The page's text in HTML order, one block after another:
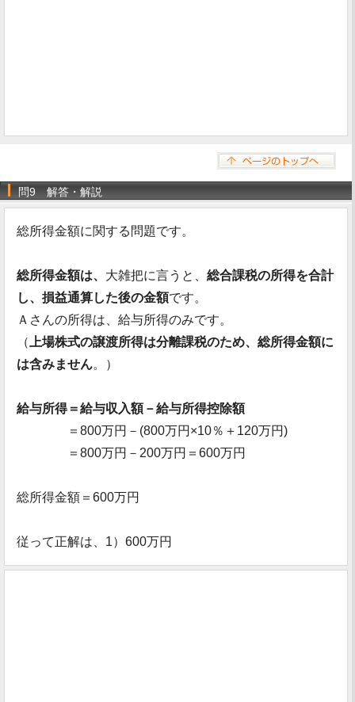
問9 解答・解説
総所得金額に関する問題です。
総所得金額は、 大雑把に言うと、 総合課税の所得を合計
し、損益通算した後の金額です。
Ａさんの所得は、給与所得のみです。
（
上場株式の譲渡所得は分離課税のため、総所得金額に
は含みません。）
給与所得＝給与収入額－給与所得控除額
＝800万円－(800万円×10％＋120万円)
＝800万円－200万円＝600万円
総所得金額＝600万円
従って正解は、1）600万円